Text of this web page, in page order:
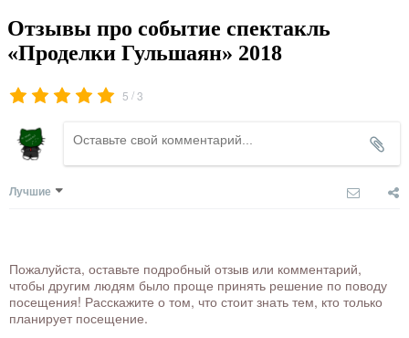
Отзывы про событие спектакль
«Проделки Гульшаян» 2018
5 /3
Лучшие
Пожалуйста, оставьте подробный отзыв или комментарий,
чтобы другим людям было проще принять решение по поводу
посещения! Расскажите о том, что стоит знать тем, кто только
планирует посещение.